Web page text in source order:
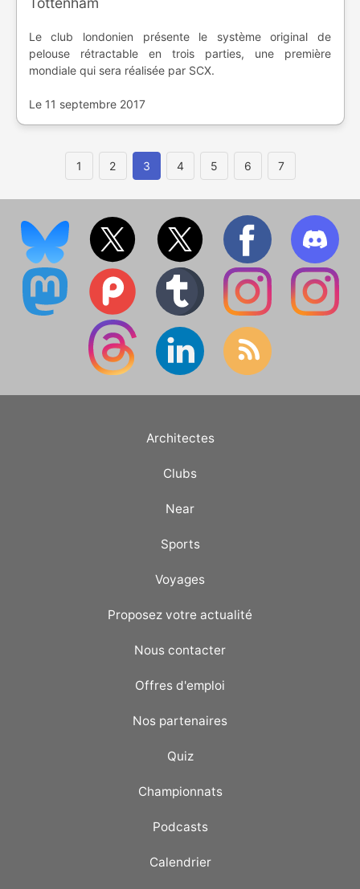
Le club londonien présente le système original de
pelouse rétractable en trois parties, une première
mondiale qui sera réalisée par SCX.
Le 11 septembre 2017
1 2 3 4 5 6 7
Architectes
Clubs
Near
Sports
Voyages
Proposez votre actualité
Nous contacter
Offres d'emploi
Nos partenaires
Quiz
Championnats
Podcasts
Calendrier